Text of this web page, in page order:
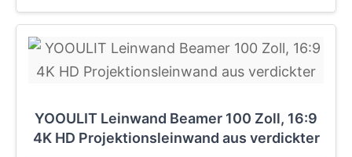
YOOULIT Leinwand Beamer 100 Zoll, 16:9
4K HD Projektionsleinwand aus verdickter